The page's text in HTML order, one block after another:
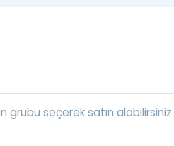
Fırsatlar
seçerek satın alabilirsiniz.